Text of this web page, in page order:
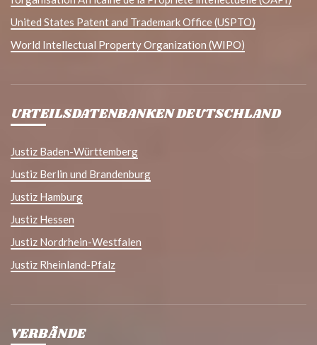
United States Patent and Trademark Office (USPTO)
World Intellectual Property Organization (WIPO)
URTEILSDATENBANKEN DEUTSCHLAND
Justiz Baden-Württemberg
Justiz Berlin und Brandenburg
Justiz Hamburg
Justiz Hessen
Justiz Nordrhein-Westfalen
Justiz Rheinland-Pfalz
VERBÄNDE